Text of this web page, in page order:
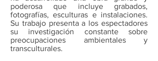
poderosa que incluye grabados,
fotografías, esculturas e instalaciones.
Su trabajo presenta a los espectadores
su investigación constante sobre
preocupaciones ambientales y
transculturales.